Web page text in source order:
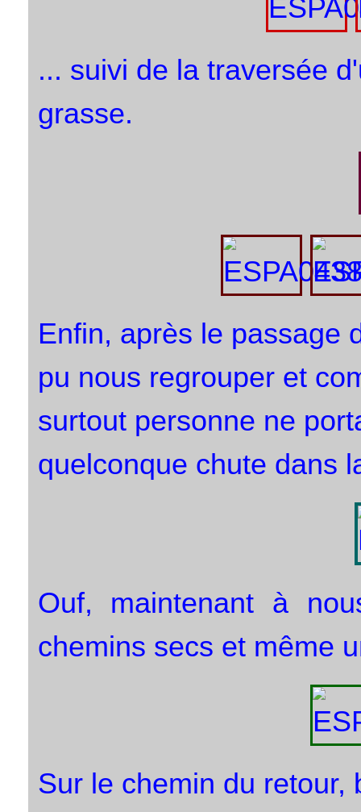
... suivi de la traversée
grasse.
Enfin, après le passage
pu nous regrouper et
surtout personne ne
quelconque chute dans
Ouf, maintenant à
chemins secs et même
Sur le chemin du retour,